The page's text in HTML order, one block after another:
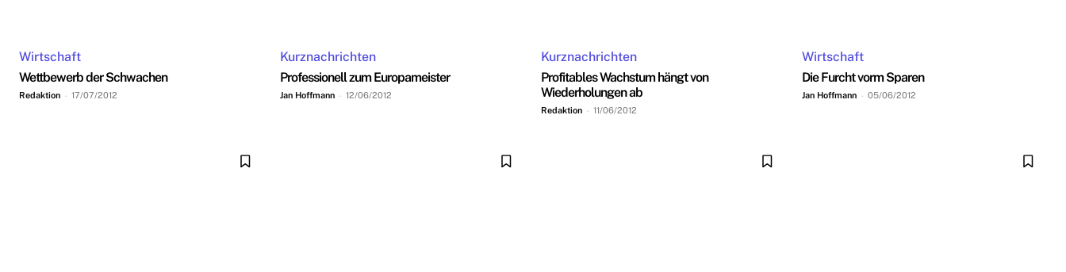
Wirtschaft
Wettbewerb der Schwachen
Redaktion - 17/07/2012
Kurznachrichten
Professionell zum Europameister
Jan Hoffmann - 12/06/2012
Kurznachrichten
Profitables Wachstum hängt von
Wiederholungen ab
Redaktion - 11/06/2012
Wirtschaft
Die Furcht vorm Sparen
Jan Hoffmann - 05/06/2012